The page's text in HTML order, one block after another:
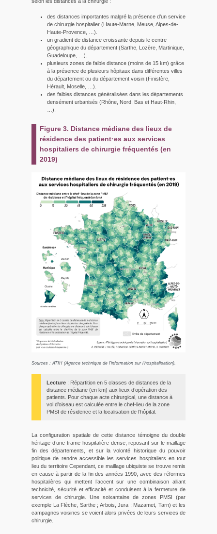
des distances importantes malgré la présence d’un service
de chirurgie hospitalier (Haute-Marne, Meuse, Alpes-de-
Haute-Provence, …).
un gradient de distance croissante depuis le centre
géographique du département (Sarthe, Lozère, Martinique,
Guadeloupe, …).
plusieurs zones de faible distance (moins de 15 km) grâce
à la présence de plusieurs hôpitaux dans différentes villes
du département ou du département voisin (Finistère,
Hérault, Moselle, …).
des faibles distances généralisées dans les départements
densément urbanisés (Rhône, Nord, Bas et Haut-Rhin,
…).
Figure 3. Distance médiane des lieux de
résidence des patient·es aux services
hospitaliers de chirurgie fréquentés (en
2019)
Sources : ATIH (Agence technique de l'information sur l'hospitalisation).
Lecture: Répartition en 5 classes de distances de la
distance médiane (en km) aux lieux d’opération des
patients. Pour chaque acte chirurgical, une distance à
vol d’oiseau est calculée entre le chef-lieu de la zone
PMSI de résidence et la localisation de l’hôpital.
La configuration spatiale de cette distance témoigne du double
héritage d’une trame hospitalière dense, reposant sur le maillage
fin des départements, et sur la volonté historique du pouvoir
politique de rendre accessible les services hospitaliers en tout
lieu du territoire Cependant, ce maillage ubiquiste se trouve remis
en cause à partir de la fin des années 1990, avec des réformes
hospitalières qui mettent l’accent sur une combinaison alliant
technicité, sécurité et efficacité et conduisent à la fermeture de
services de chirurgie. Une soixantaine de zones PMSI (par
exemple La Flèche, Sarthe ; Arbois, Jura ; Mazamet, Tarn) et les
campagnes voisines se voient alors privées de leurs services de
chirurgie.